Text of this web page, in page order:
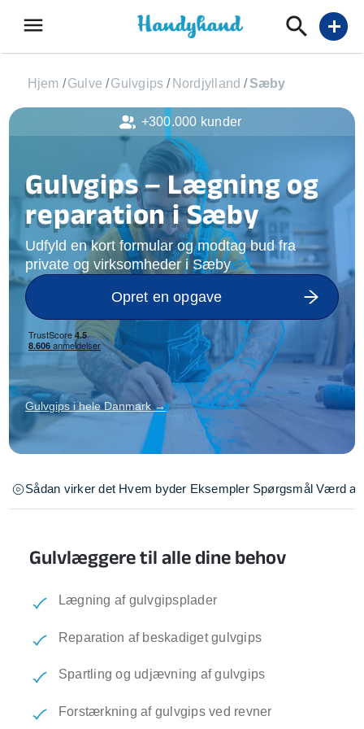
menu add
Hjem /Gulve /Gulvgips / Nordjylland /Sæby
Gulvgips – Lægning og
reparation i Sæby
Udfyld en kort formular og modtag bud fra
private og virksomheder i Sæby
Opret en opgave
Gulvgips i hele Danmark →
Sådan virker det Hvem byder Eksempler Spørgsmål Værd at
Gulvlæggere til alle dine behov
Lægning af gulvgipsplader
Reparation af beskadiget gulvgips
Spartling og udjævning af gulvgips
Forstærkning af gulvgips ved revner
+300.000 kunder